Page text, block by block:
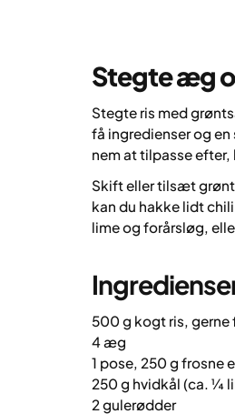
Stegte æg
Stegte ris med
få ingredienser og
nem at tilpasse efter,
Skift eller tilsæt
kan du hakke lidt
lime og forårsløg,
500 g kogt ris, gerne
4 æg
1 pose, 250 g frosne
250 g hvidkål (ca. ¼
2 gulerødder